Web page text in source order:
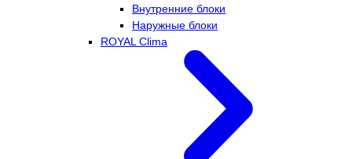
Внутренние блоки
Наружные блоки
ROYAL Clima